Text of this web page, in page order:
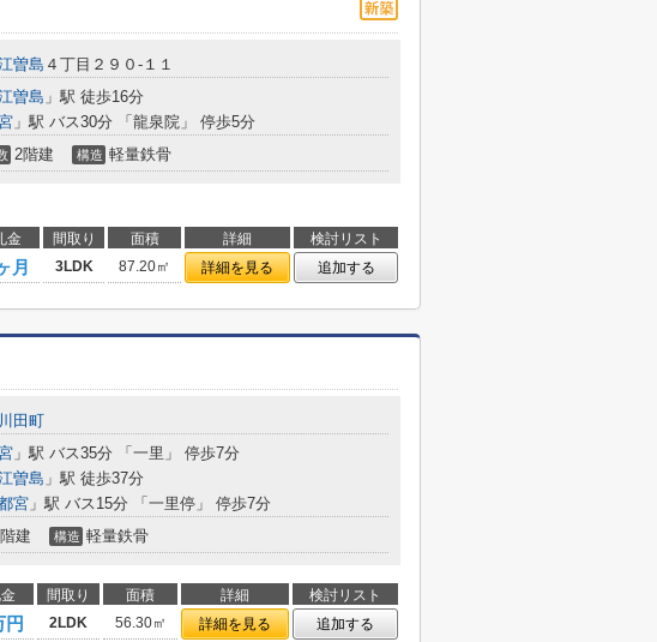
曽島 ４丁目２９０-１１
曽島 」駅 徒歩16分
」駅 バス30分 「龍泉院」 停歩5分
2階建 構造 軽量鉄骨
金 間取り 面積 詳細
検討リスト
月 3LDK 87.20㎡ 詳細を見る 追加する
川田町
」駅 バス35分 「一里」 停歩7分
曽島 」駅 徒歩37分
宮 」駅 バス15分 「一里停」 停歩7分
建 構造 軽量鉄骨
間取り 面積 詳細
検討リスト
円 2LDK 56.30㎡ 詳細を見る 追加する